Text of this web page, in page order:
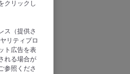
クリックし
ス（提供さ
リティプロ
ト広告を表
れる場合が
参照くださ